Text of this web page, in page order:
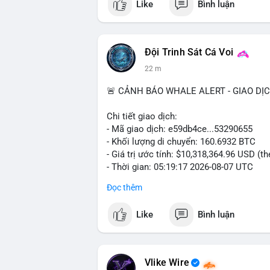
Like Bình luận
Đội Trinh Sát Cá Voi
23 m
🚨 CẢNH BÁO WHALE ALERT - GIAO
Chi tiết giao dịch:
- Mã giao dịch: e59db4ce...53290655
- Khối lượng di chuyển: 160.6932 BTC
- Giá trị ước tính: $10,318,364.96 USD
- Thời gian: 05:19:17 2026-08-07 UTC
Nhận định phân tích hành vi của Cá voi
nằm trong nhóm giao dịch lớn nhưng
sàn giao dịch tập trung, khả năng cao
trữ dài hạn, giảm áp lực bán trước mắt.
Đọc thêm
Like Bình luận
Vlike Wire